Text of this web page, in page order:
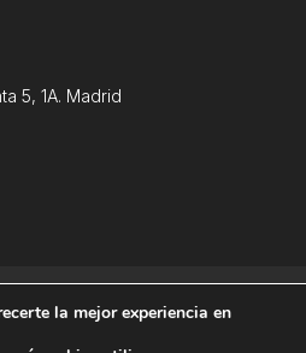
5, 1A. Madrid
Política de Cookies
la mejor experiencia en